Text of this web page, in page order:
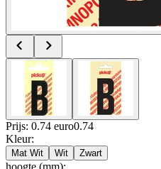
Prijs: 0.74 euro0.74
Kleur:
Mat Wit Wit Zwart
hoogte (mm):